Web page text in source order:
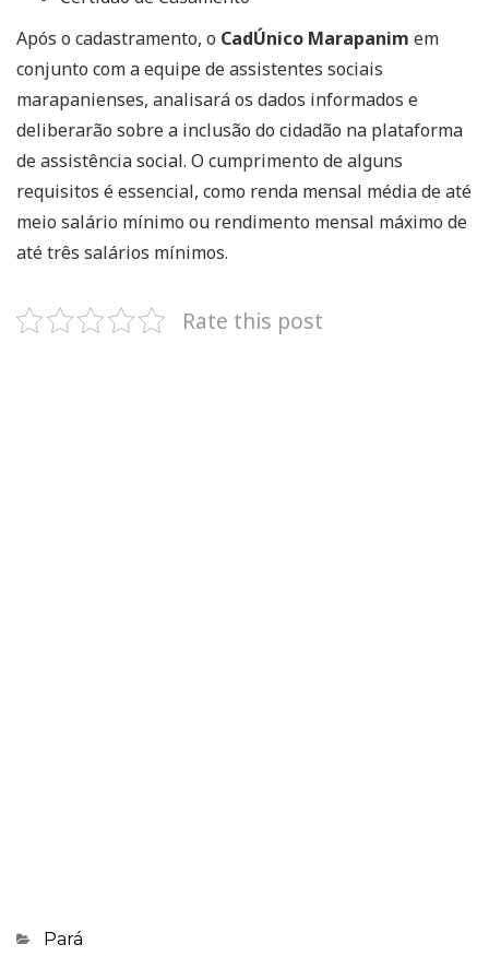
Após o cadastramento, o CadÚnico Marapanim em
conjunto com a equipe de assistentes sociais
marapanienses, analisará os dados informados e
deliberarão sobre a inclusão do cidadão na plataforma
de assistência social. O cumprimento de alguns
requisitos é essencial, como renda mensal média de até
meio salário mínimo ou rendimento mensal máximo de
até três salários mínimos.
Rate this post
Categorias
Pará